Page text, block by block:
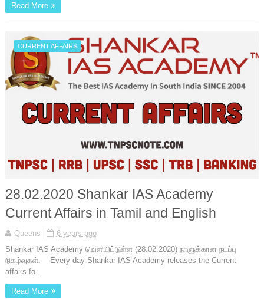
Read More
CURRENT AFFAIRS
28.02.2020 Shankar IAS Academy
Current Affairs in Tamil and English
Queens
6 years ago
Shankar IAS Academy வெளியிட்டுள்ள (28.02.2020) நாளுக்கான நடப்பு
நிகழ்வுகள். Every day Shankar IAS Academy releases the Current
affairs fo...
Read More